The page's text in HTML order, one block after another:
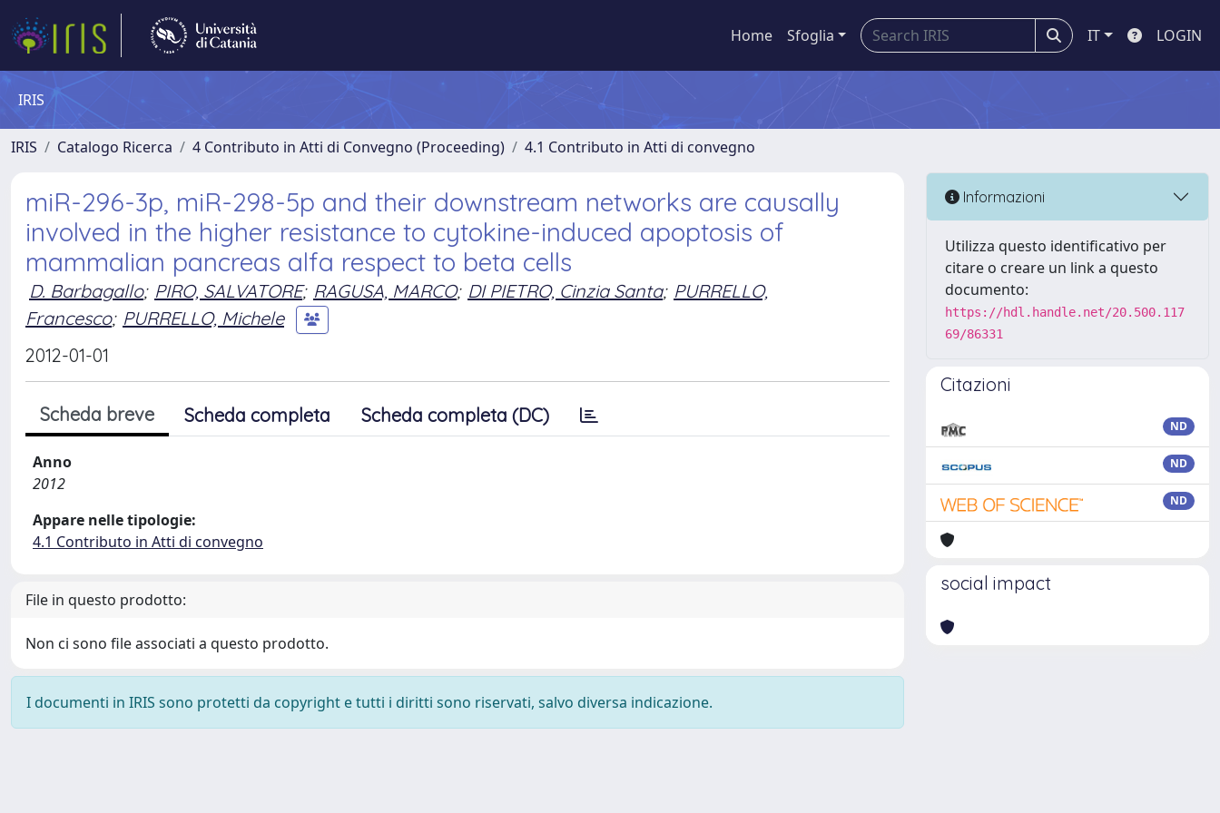
Home Sfoglia IT LOGIN
IRIS
IRIS Catalogo Ricerca 4 Contributo in Atti di Convegno (Proceeding) 4.1 Contributo in Atti di convegno
miR-296-3p, miR-298-5p and their downstream networks are causally
involved in the higher resistance to cytokine-induced apoptosis of
mammalian pancreas alfa respect to beta cells
D. Barbagallo; PIRO, SALVATORE; RAGUSA, MARCO; DI PIETRO, Cinzia Santa; PURRELLO,
Francesco; PURRELLO, Michele
2012-01-01
Scheda breve Scheda completa Scheda completa (DC)
Anno
2012
Appare nelle tipologie:
4.1 Contributo in Atti di convegno
File in questo prodotto:
Non ci sono file associati a questo prodotto.
I documenti in IRIS sono protetti da copyright e tutti i diritti sono riservati, salvo diversa indicazione.
Informazioni
Utilizza questo identificativo per
citare o creare un link a questo
documento:
https://hdl.handle.net/20.500.117
69/86331
Citazioni
ND
ND
ND
social impact